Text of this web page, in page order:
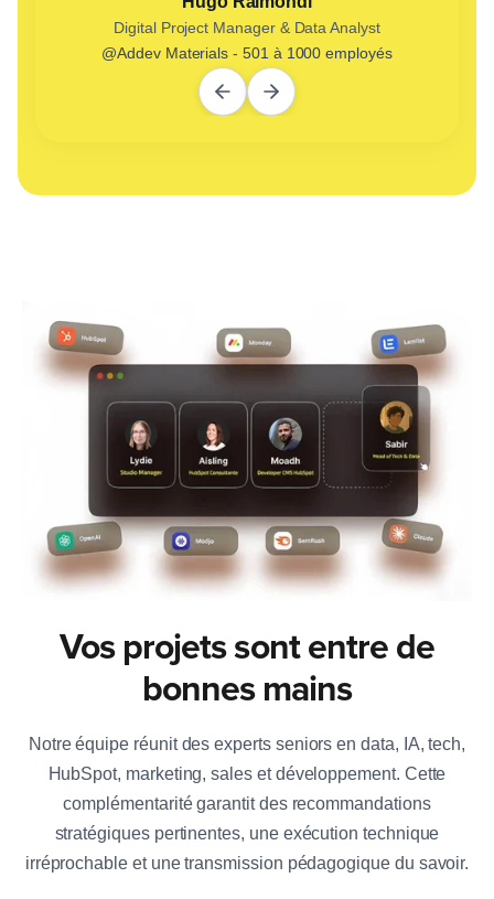
Digital Project Manager & Data Analyst
@Addev Materials - 501 à 1000 employés
Vos projets sont entre de
bonnes mains
Notre équipe réunit des experts seniors en data, IA, tech,
HubSpot, marketing, sales et développement. Cette
complémentarité garantit des recommandations
stratégiques pertinentes, une exécution technique
irréprochable et une transmission pédagogique du savoir.